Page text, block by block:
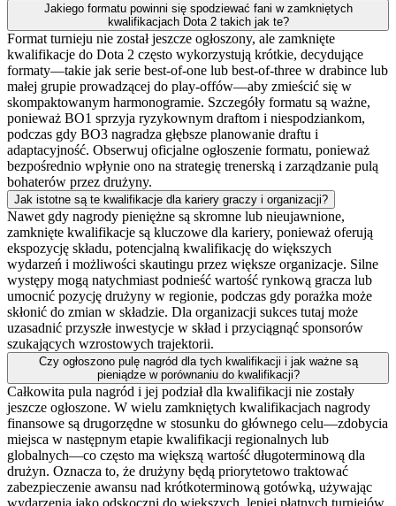
Jakiego formatu powinni się spodziewać fani w zamkniętych
kwalifikacjach Dota 2 takich jak te?
Format turnieju nie został jeszcze ogłoszony, ale zamknięte
kwalifikacje do Dota 2 często wykorzystują krótkie, decydujące
formaty—takie jak serie best-of-one lub best-of-three w drabince lub
małej grupie prowadzącej do play-offów—aby zmieścić się w
skompaktowanym harmonogramie. Szczegóły formatu są ważne,
ponieważ BO1 sprzyja ryzykownym draftom i niespodziankom,
podczas gdy BO3 nagradza głębsze planowanie draftu i
adaptacyjność. Obserwuj oficjalne ogłoszenie formatu, ponieważ
bezpośrednio wpłynie ono na strategię trenerską i zarządzanie pulą
bohaterów przez drużyny.
Jak istotne są te kwalifikacje dla kariery graczy i organizacji?
Nawet gdy nagrody pieniężne są skromne lub nieujawnione,
zamknięte kwalifikacje są kluczowe dla kariery, ponieważ oferują
ekspozycję składu, potencjalną kwalifikację do większych
wydarzeń i możliwości skautingu przez większe organizacje. Silne
występy mogą natychmiast podnieść wartość rynkową gracza lub
umocnić pozycję drużyny w regionie, podczas gdy porażka może
skłonić do zmian w składzie. Dla organizacji sukces tutaj może
uzasadnić przyszłe inwestycje w skład i przyciągnąć sponsorów
szukających wzrostowych trajektorii.
Czy ogłoszono pulę nagród dla tych kwalifikacji i jak ważne są
pieniądze w porównaniu do kwalifikacji?
Całkowita pula nagród i jej podział dla kwalifikacji nie zostały
jeszcze ogłoszone. W wielu zamkniętych kwalifikacjach nagrody
finansowe są drugorzędne w stosunku do głównego celu—zdobycia
miejsca w następnym etapie kwalifikacji regionalnych lub
globalnych—co często ma większą wartość długoterminową dla
drużyn. Oznacza to, że drużyny będą priorytetowo traktować
zabezpieczenie awansu nad krótkoterminową gotówką, używając
wydarzenia jako odskoczni do większych, lepiej płatnych turniejów.